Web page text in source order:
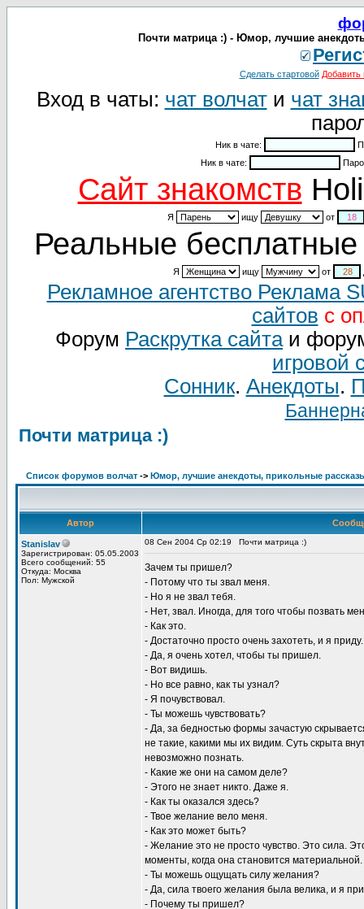
Почти матрица :) - Юмор, лучшие
Сделать стартовой Добавить
Вход в чаты: чат волчати чат
Ник в чате:
Ник в чате:
Cайт знакомств
Я ищу от
Реальные бесплатные
Я ищу от
Рекламное агентство Реклама
сайтов с
Форум Раскрутка сайтаи
игровой
Сонник. Анекдоты.
Почти матрица :)
Список форумов волчат -> Юмор, лучшие анекдоты, прикольные
Автор
Stanislav
Зарегистрирован: 05.05.2003
Всего сообщений: 55
Откуда: Москва
Пол: Мужской
08 Сен 2004 Ср 02:19 Почти матрица :)
Зачем ты пришел?
- Потому что ты звал меня.
- Hо я не звал тебя.
- Hет, звал. Иногда, для того чтобы позвать
- Как это.
- Достаточно просто очень захотеть, и я приду.
- Да, я очень хотел, чтобы ты пришел.
- Вот видишь.
- Hо все равно, как ты узнал?
- Я почувствовал.
- Ты можешь чувствовать?
- Да, за бедностью формы зачастую
не такие, какими мы их видим. Суть скрыта
невозможно познать.
- Какие же они на самом деле?
- Этого не знает никто. Даже я.
- Как ты оказался здесь?
- Твое желание вело меня.
- Как это может быть?
- Желание это не просто чувство. Это сила.
моменты, когда она становится материальной.
- Ты можешь ощущать силу желания?
- Да, сила твоего желания была велика, и я
- Почему ты пришел?